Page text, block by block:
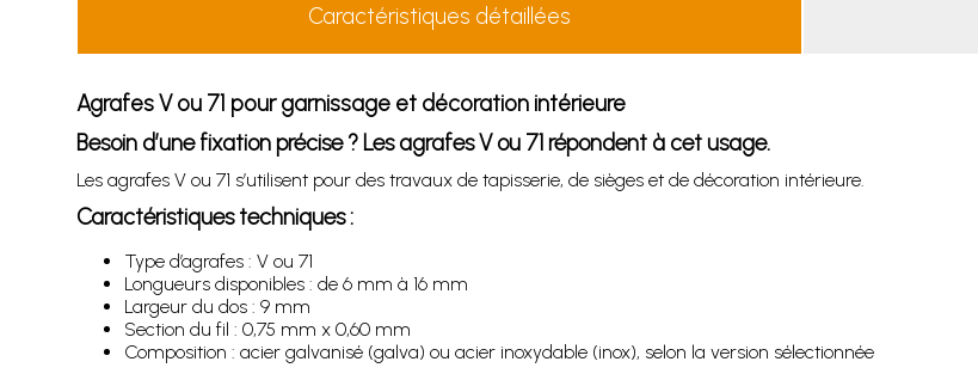
Caractéristiques détaillées
Agrafes V ou 71 pour garnissage et décoration intérieure
Besoin d’une fixation précise ? Les agrafes V ou 71 répondent à cet usage.
Les agrafes V ou 71 s’utilisent pour des travaux de tapisserie, de sièges et de décoration intérieure.
Caractéristiques techniques :
Type d’agrafes : V ou 71
Longueurs disponibles : de 6 mm à 16 mm
Largeur du dos : 9 mm
Section du fil : 0,75 mm x 0,60 mm
Composition : acier galvanisé (galva) ou acier inoxydable (inox), selon la version sélectionnée